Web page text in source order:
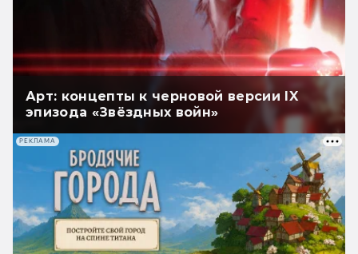
Арт: концепты к черновой версии IX
эпизода «Звёздных войн»
РЕКЛАМА